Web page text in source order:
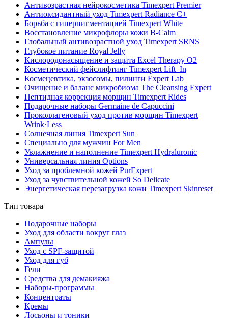
Антивозрастная нейрокосметика Timexpert Premier
Антиоксидантный уход Timexpert Radiance C+
Борьба с гиперпигментацией Timexpert White
Восстановление микрофлоры кожи B-Calm
Глобальный антивозрастной уход Timexpert SRNS
Глубокое питание Royal Jelly
Кислородонасыщение и защита Excel Therapy O2
Косметический фейслифтинг Timexpert Lift_In
Космецевтика, экзосомы, пилинги Expert Lab
Очищение и баланс микробиома The Cleansing Expert
Пептидная коррекция морщин Timexpert Rides
Подарочные наборы Germaine de Capuccini
Проколлагеновый уход против морщин Timexpert
Wrink·Less
Солнечная линия Timexpert Sun
Специально для мужчин For Men
Увлажнение и наполнение Timexpert Hydraluronic
Универсальная линия Options
Уход за проблемной кожей PurExpert
Уход за чувствительной кожей So Delicate
Энергетическая перезагрузка кожи Timexpert Skinreset
Тип товара
Подарочные наборы
Уход для области вокруг глаз
Ампулы
Уход с SPF-защитой
Уход для губ
Гели
Средства для демакияжа
Наборы-программы
Концентраты
Кремы
Лосьоны и тоники